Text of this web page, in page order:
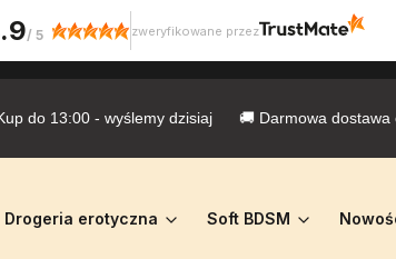
do 13:00 - wyślemy dzisiaj      🚚 Darmowa dostawa
Drogeria erotyczna Soft BDSM
/ 5 zweryfikowane przez